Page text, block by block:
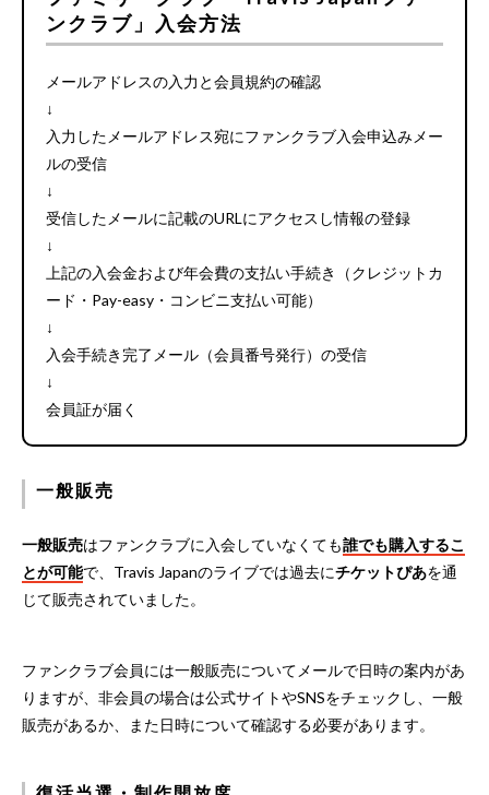
ンクラブ」入会方法
メールアドレスの入力と会員規約の確認
↓
入力したメールアドレス宛にファンクラブ入会申込みメー
ルの受信
↓
受信したメールに記載のURLにアクセスし情報の登録
↓
上記の入会金および年会費の支払い手続き（クレジットカ
ード・Pay-easy・コンビニ支払い可能）
↓
入会手続き完了メール（会員番号発行）の受信
↓
会員証が届く
一般販売
一般販売はファンクラブに入会していなくても誰でも購入するこ
とが可能で、Travis Japanのライブでは過去にチケットぴあを通
じて販売されていました。
ファンクラブ会員には一般販売についてメールで日時の案内があ
りますが、非会員の場合は公式サイトやSNSをチェックし、一般
販売があるか、また日時について確認する必要があります。